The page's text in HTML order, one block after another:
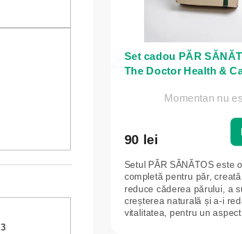
3
Set cadou PĂR
The Doctor Health &
Momentan nu
90 lei
Setul PĂR SĂNĂTOS este
completă pentru păr,
reduce căderea părului, a
creșterea naturală și a-i
vitalitatea, pentru un